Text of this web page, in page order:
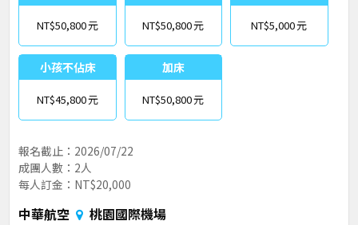
NT$50,800 NT$50,800 NT$5,000
小孩不佔床
NT$45,800
加床
NT$50,800
報名截止：2026/07/22
成團人數：2人
每人訂金：NT$20,000
中華航空 桃園國際機場